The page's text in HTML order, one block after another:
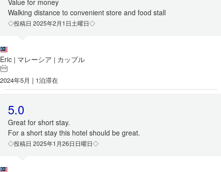
Value for money
Walking distance to convenient store and food stall
◇投稿日 2025年2月1日土曜日◇
Eric | マレーシア | カップル
2024年5月 | 1泊滞在
5.0
Great for short stay.
For a short stay this hotel should be great.
◇投稿日 2025年1月26日日曜日◇